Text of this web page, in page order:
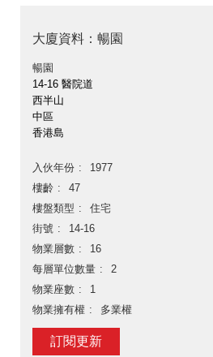
大廈資料：暢園
暢園
14-16 醫院道
西半山
中區
香港島
入伙年份
1977
樓齡
47
樓盤類型
住宅
街號
14-16
物業層數
16
每層單位數量
2
物業座數
1
物業擁有權
多業權
訂閱更新